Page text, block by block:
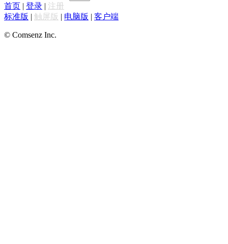
首页 | 登录 | 注册
标准版 | 触屏版 | 电脑版 | 客户端
© Comsenz Inc.